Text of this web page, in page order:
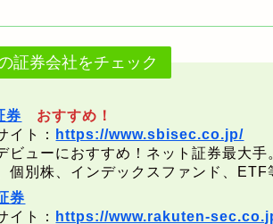
証券会社をチェック
券
おすすめ！
イト：
https://www.sbisec.co.jp/
ビューにおすすめ！ネット証券最大手
個別株、インデックスファンド、ETF
券
イト：
https://www.rakuten-